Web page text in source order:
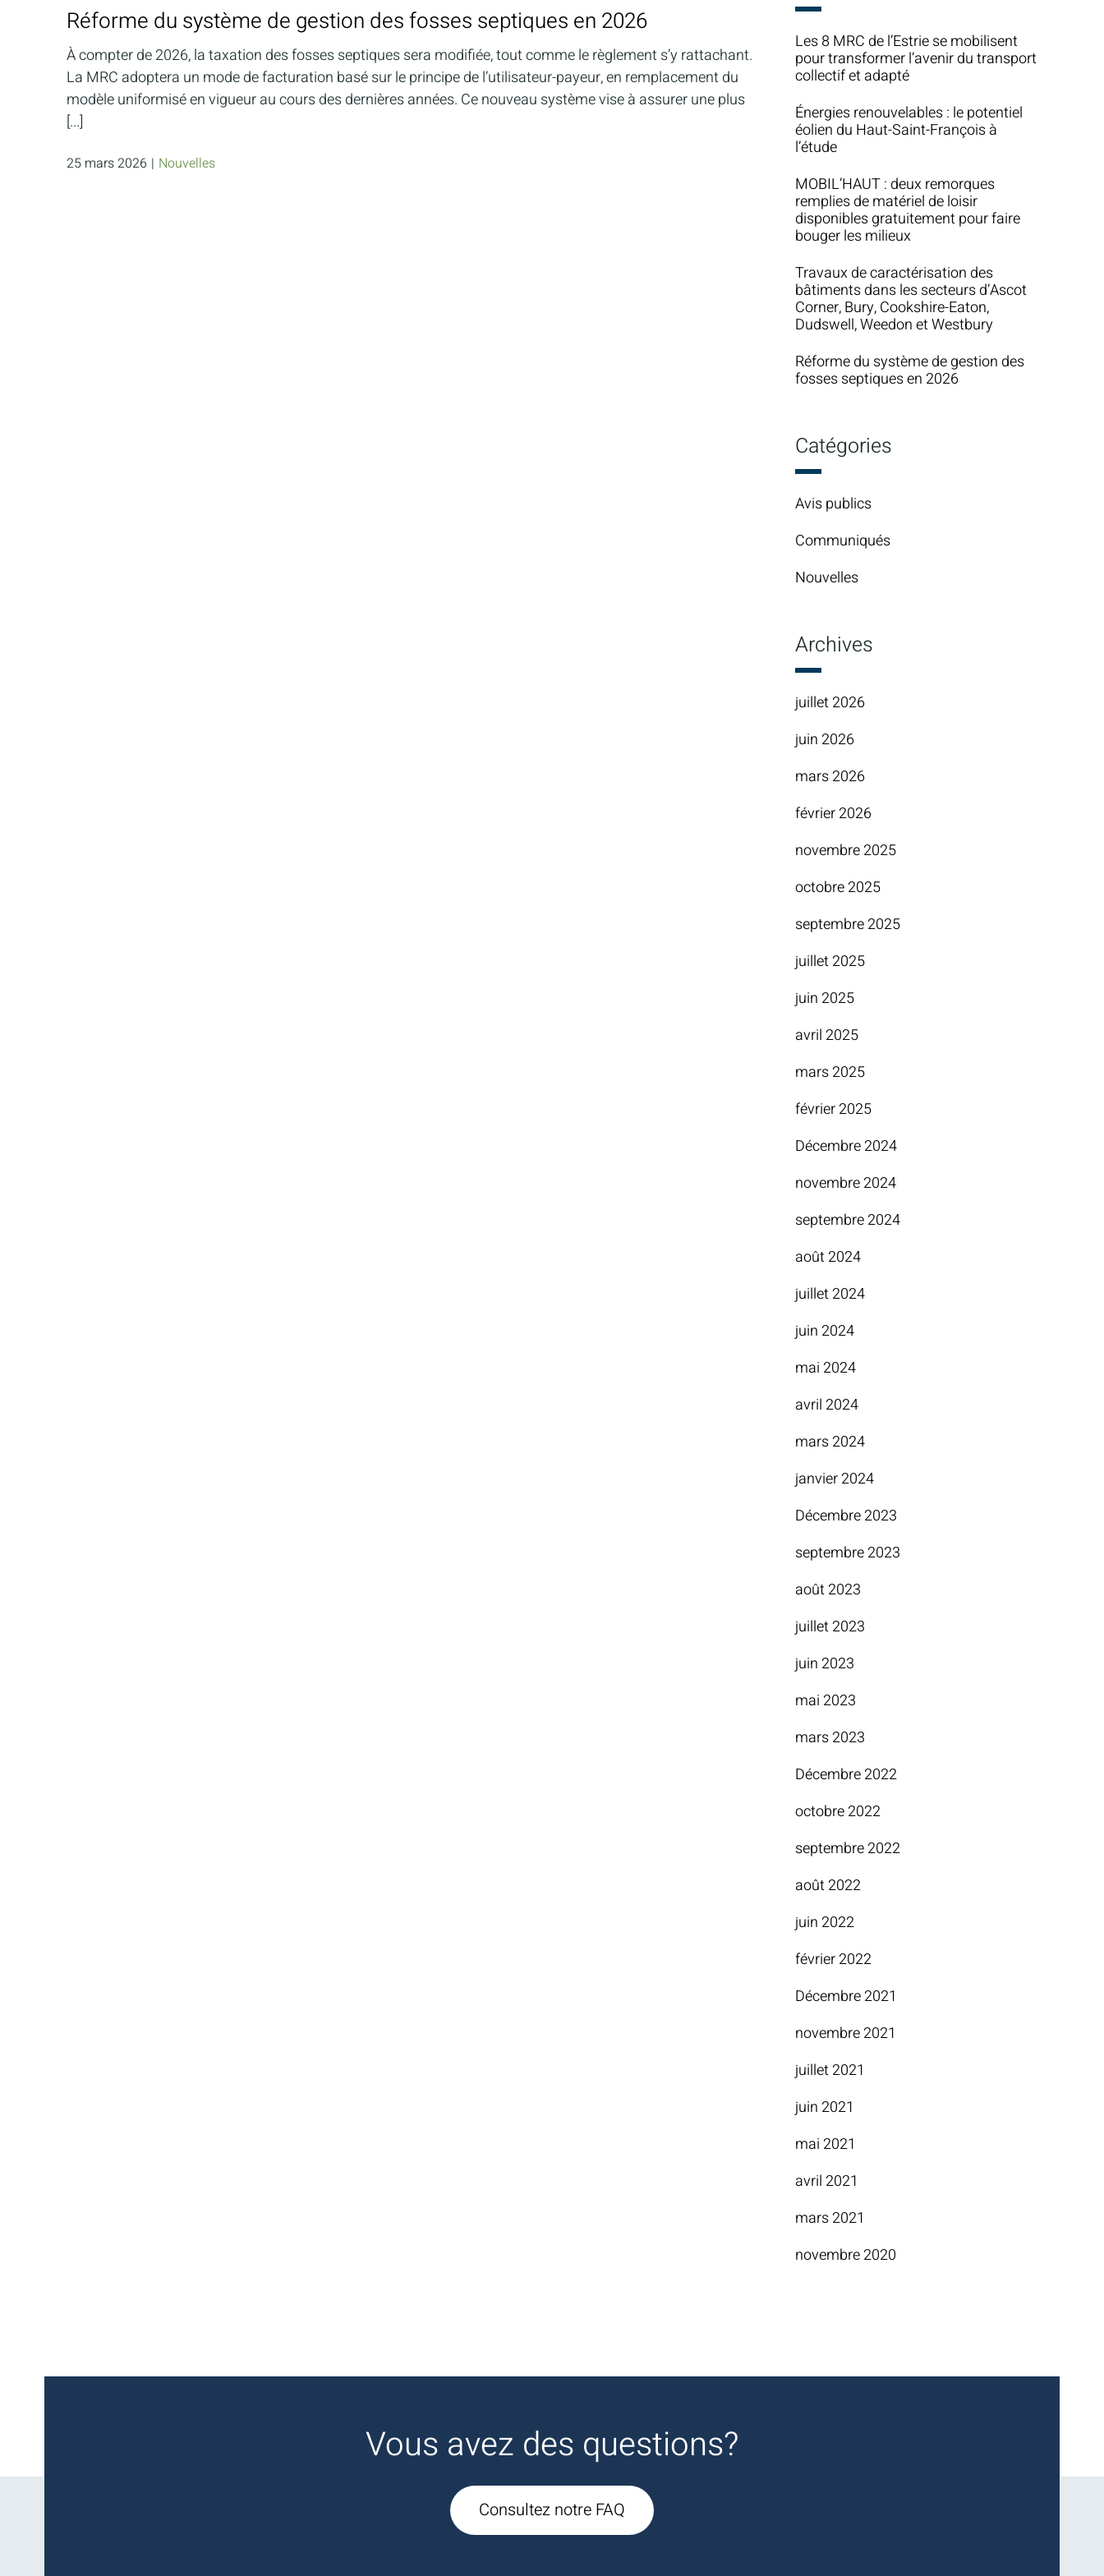
Réforme du système de gestion des fosses septiques en 2026
À compter de 2026, la taxation des fosses septiques sera modifiée, tout comme le règlement s’y rattachant.
La MRC adoptera un mode de facturation basé sur le principe de l’utilisateur-payeur, en remplacement du
modèle uniformisé en vigueur au cours des dernières années. Ce nouveau système vise à assurer une plus
[...]
25 mars 2026 | Nouvelles
Les 8 MRC de l’Estrie se mobilisent
pour transformer l’avenir du transport
collectif et adapté
Énergies renouvelables : le potentiel
éolien du Haut-Saint-François à
l’étude
MOBIL’HAUT : deux remorques
remplies de matériel de loisir
disponibles gratuitement pour faire
bouger les milieux
Travaux de caractérisation des
bâtiments dans les secteurs d’Ascot
Corner, Bury, Cookshire-Eaton,
Dudswell, Weedon et Westbury
Réforme du système de gestion des
fosses septiques en 2026
Catégories
Avis publics
Communiqués
Nouvelles
Archives
juillet 2026
juin 2026
mars 2026
février 2026
novembre 2025
octobre 2025
septembre 2025
juillet 2025
juin 2025
avril 2025
mars 2025
février 2025
Décembre 2024
novembre 2024
septembre 2024
août 2024
juillet 2024
juin 2024
mai 2024
avril 2024
mars 2024
janvier 2024
Décembre 2023
septembre 2023
août 2023
juillet 2023
juin 2023
mai 2023
mars 2023
Décembre 2022
octobre 2022
septembre 2022
août 2022
juin 2022
février 2022
Décembre 2021
novembre 2021
juillet 2021
juin 2021
mai 2021
avril 2021
mars 2021
novembre 2020
Vous avez des questions?
Consultez notre FAQ